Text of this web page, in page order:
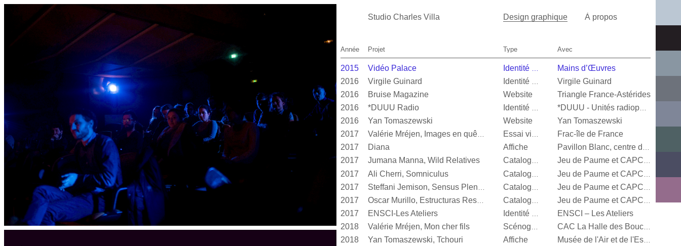
Studio Charles Villa Design graphique À propos
Année Projet Type Avec
2015 Vidéo Palace
Mains d’Œuvres
2016
Virgile Guinard
Virgile Guinard
2016
Bruise Magazine Website
Triangle France-Astérides
2016
*DUUU Radio Identité visuelle *DUUU - Unités radiophoniques mobiles
2016 Yan Tomaszewski Website
Yan Tomaszewski
2017
Valérie Mréjen, Images en quête d'histoires Essai visuel
Frac-île de France
2017
Diana Affiche Pavillon Blanc, centre d’art contemporain de la Ville de Colomiers
2017 Jumana Manna, Wild Relatives Catalogue d’exposition Jeu de Paume et CAPC Bordeaux
2017 Ali Cherri, Somniculus
2017
2017 Oscar Murillo, Estructuras Resonantes
2017 ENSCI-Les Ateliers
ENSCI – Les Ateliers
2018
Valérie Mréjen, Mon cher fils
2018 Yan Tomaszewski, Tchouri Affiche Musée de l'Air et de l'Espace